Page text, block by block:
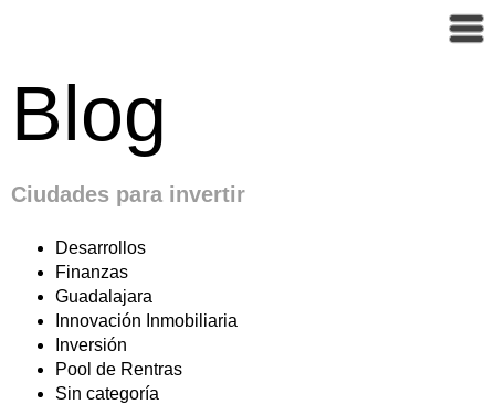
Blog
Ciudades para invertir
Desarrollos
Finanzas
Guadalajara
Innovación Inmobiliaria
Inversión
Pool de Rentras
Sin categoría